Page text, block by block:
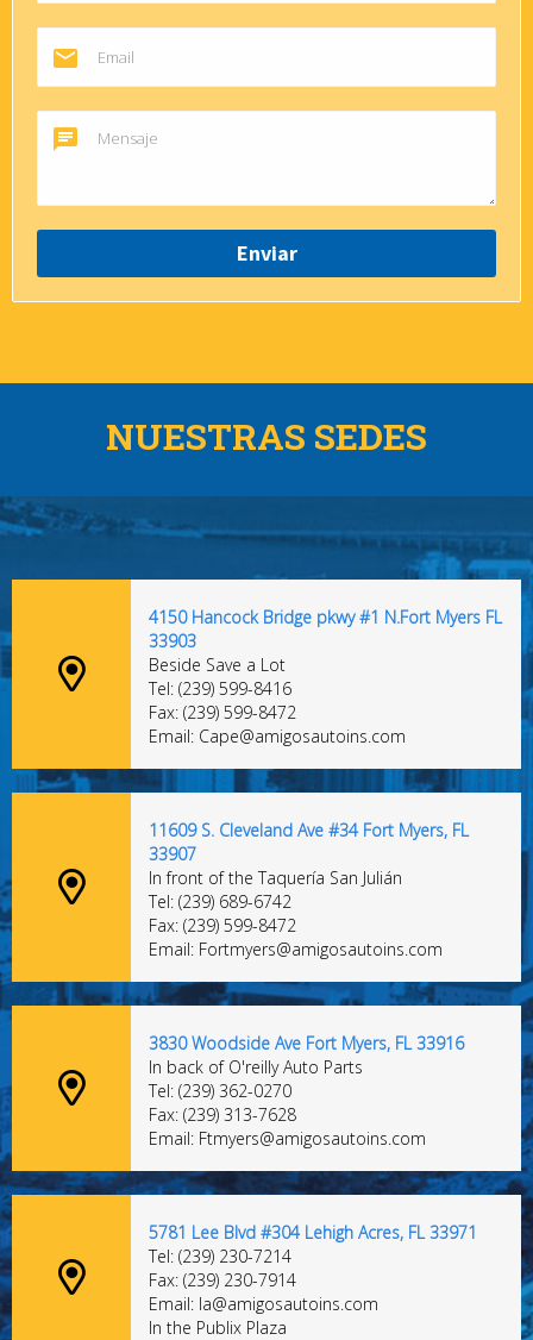
NUESTRAS SEDES
4150 Hancock Bridge pkwy #1 N.Fort Myers FL
33903
Beside Save a Lot
Tel: (239) 599-8416
Fax: (239) 599-8472
Email: Cape@amigosautoins.com
11609 S. Cleveland Ave #34 Fort Myers, FL
33907
In front of the Taquería San Julián
Tel: (239) 689-6742
Fax: (239) 599-8472
Email: Fortmyers@amigosautoins.com
3830 Woodside Ave Fort Myers, FL 33916
In back of O'reilly Auto Parts
Tel: (239) 362-0270
Fax: (239) 313-7628
Email: Ftmyers@amigosautoins.com
5781 Lee Blvd #304 Lehigh Acres, FL 33971
Tel: (239) 230-7214
Fax: (239) 230-7914
Email: la@amigosautoins.com
In the Publix Plaza